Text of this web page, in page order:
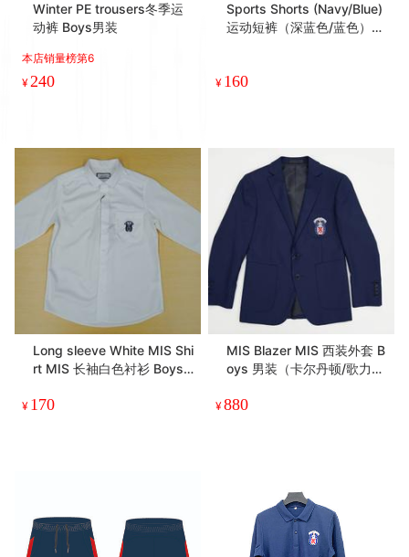
Winter PE trousers冬季运
动裤 Boys男装
本店销量榜第6
¥240
Sports Shorts (Navy/Blue)
运动短裤（深蓝色/蓝色）Bo
¥ 160
Long sleeve White MIS Shi
rt MIS 长袖白色衬衫 Boys
¥ 170
MIS Blazer MIS 西装外套 B
oys 男装（卡尔丹顿/歌力
¥880